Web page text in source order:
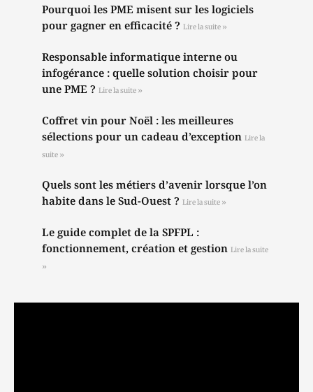
Pourquoi les PME misent sur les logiciels
pour gagner en efficacité ? Lire la suite »
Responsable informatique interne ou
infogérance : quelle solution choisir pour
une PME ? Lire la suite »
Coffret vin pour Noël : les meilleures
sélections pour un cadeau d’exception Lire la
suite »
Quels sont les métiers d’avenir lorsque l’on
habite dans le Sud-Ouest ? Lire la suite »
Le guide complet de la SPFPL :
fonctionnement, création et gestion Lire la suite
»